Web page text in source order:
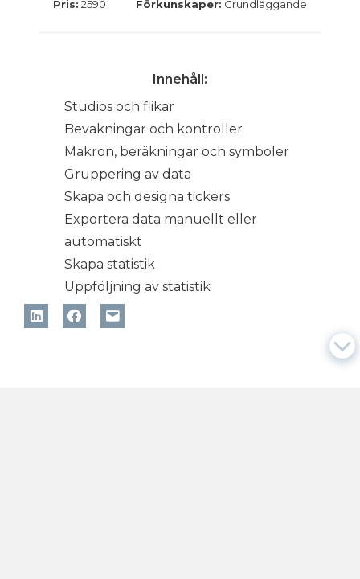
Pris: 2590 Förkunskaper: Grundläggande
Innehåll:
Studios och flikar
Bevakningar och kontroller
Makron, beräkningar och symboler
Gruppering av data
Skapa och designa tickers
Exportera data manuellt eller
automatiskt
Skapa statistik
Uppföljning av statistik